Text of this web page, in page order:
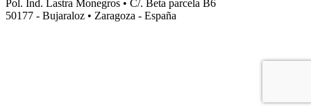
Pol. Ind. Lastra Monegros • C/. Beta parcela B6
50177 - Bujaraloz • Zaragoza - España